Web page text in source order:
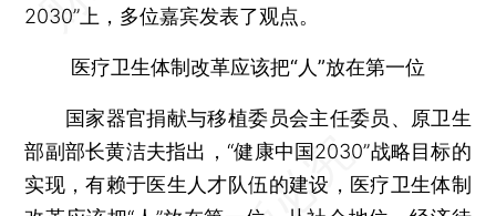
2030”上，多位嘉宾发表了观点。
医疗卫生体制改革应该把“人”放在第一位
国家器官捐献与移植委员会主任委员、原卫生
部副部长黄洁夫指出，“健康中国2030”战略目标的
实现，有赖于医生人才队伍的建设，医疗卫生体制